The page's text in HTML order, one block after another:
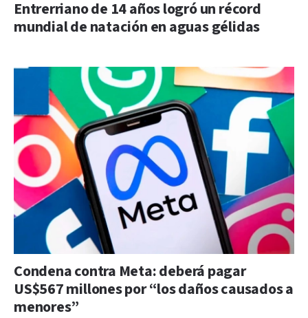
Entrerriano de 14 años logró un récord
mundial de natación en aguas gélidas
Condena contra Meta: deberá pagar
US$567 millones por “los daños causados a
menores”